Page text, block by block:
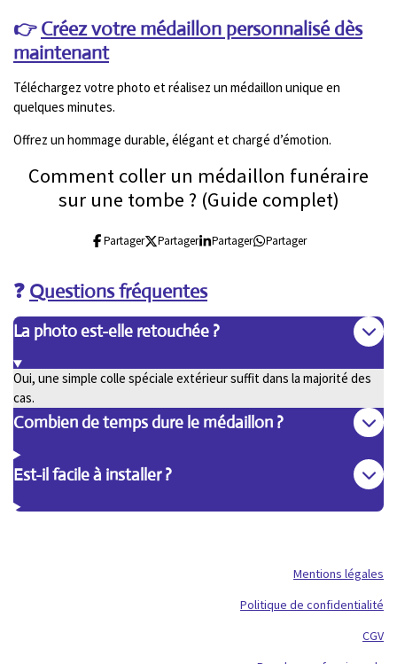
👉Créez votre médaillon personnalisé dès
maintenant
Téléchargez votre photo et réalisez un médaillon unique en
quelques minutes.
Offrez un hommage durable, élégant et chargé d’émotion.
Comment coller un médaillon funéraire
sur une tombe ? (Guide complet)
Partager Partager Partager Partager
❓ Questions fréquentes
La photo est-elle retouchée ?
Oui, une simple colle spéciale extérieur suffit dans la majorité des
cas.
Combien de temps dure le médaillon ?
Est-il facile à installer ?
Mentions légales
Politique de confidentialité
CGV